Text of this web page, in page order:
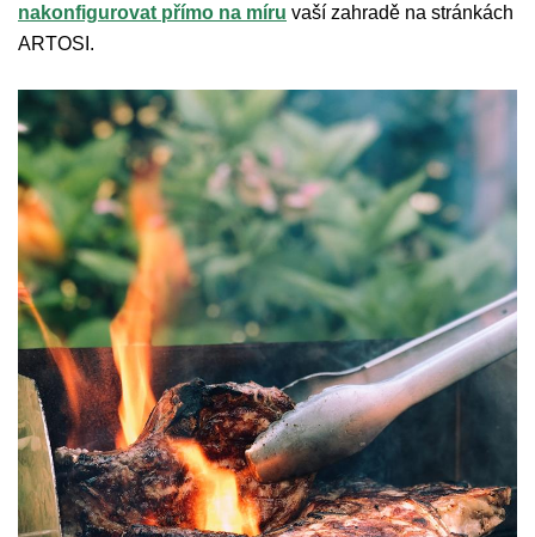
nakonfigurovat přímo na míru vaší zahradě na stránkách
ARTOSI.